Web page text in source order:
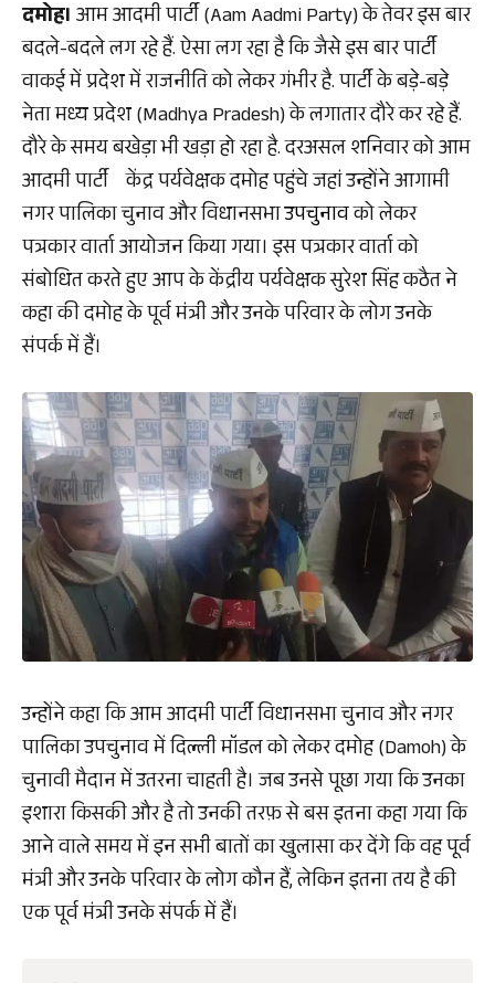
दमोह। आम आदमी पार्टी (Aam Aadmi Party) के तेवर इस बार
बदले-बदले लग रहे हैं. ऐसा लग रहा है कि जैसे इस बार पार्टी
वाकई में प्रदेश में राजनीति को लेकर गंभीर है. पार्टी के बड़े-बड़े
नेता मध्य प्रदेश (Madhya Pradesh) के लगातार दौरे कर रहे हैं.
दौरे के समय बखेड़ा भी खड़ा हो रहा है. दरअसल शनिवार को आम
आदमी पार्टी केंद्र पर्यवेक्षक दमोह पहुंचे जहां उन्होंने आगामी
नगर पालिका चुनाव और विधानसभाउपचुनावको लेकर
पत्रकार वार्ता आयोजन किया गया। इस पत्रकार वार्ता को
संबोधित करते हुए आप के केंद्रीय पर्यवेक्षक सुरेश सिंह कठैत ने
कहा की दमोह के पूर्व मंत्री और उनके परिवार के लोग उनके
संपर्क में हैं।
उन्होंने कहा कि आम आदमी पार्टी विधानसभा चुनाव और नगर
पालिका उपचुनाव में दिल्ली मॉडल को लेकर दमोह (Damoh) के
चुनावी मैदान में उतरना चाहती है। जब उनसे पूछा गया कि उनका
इशारा किसकी और है तो उनकी तरफ़ से बस इतना कहा गया कि
आने वाले समय में इन सभी बातों का खुलासा कर देंगे कि वह पूर्व
मंत्री और उनके परिवार के लोग कौन हैं, लेकिन इतना तय है की
एक पूर्व मंत्री उनके संपर्क में हैं।